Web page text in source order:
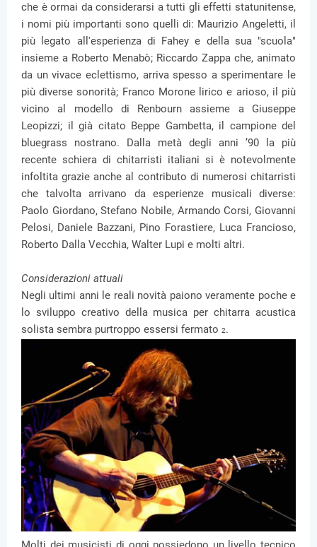
che è ormai da considerarsi a tutti gli effetti statunitense,
i nomi più importanti sono quelli di: Maurizio Angeletti, il
più legato all'esperienza di Fahey e della sua "scuola"
insieme a Roberto Menabò; Riccardo Zappa che, animato
da un vivace eclettismo, arriva spesso a sperimentare le
più diverse sonorità; Franco Morone lirico e arioso, il più
vicino al modello di Renbourn assieme a Giuseppe
Leopizzi; il già citato Beppe Gambetta, il campione del
bluegrass nostrano. Dalla metà degli anni ’90 la più
recente schiera di chitarristi italiani si è notevolmente
infoltita grazie anche al contributo di numerosi chitarristi
che talvolta arrivano da esperienze musicali diverse:
Paolo Giordano, Stefano Nobile, Armando Corsi, Giovanni
Pelosi, Daniele Bazzani, Pino Forastiere, Luca Francioso,
Roberto Dalla Vecchia, Walter Lupi e molti altri.
Considerazioni attuali
Negli ultimi anni le reali novità paiono veramente poche e
lo sviluppo creativo della musica per chitarra acustica
solista sembra purtroppo essersi fermato 2.